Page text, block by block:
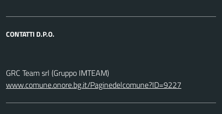
CONTATTI D.P.O.
GRC Team srl (Gruppo IMTEAM)
www.comune.onore.bg.it/Paginedelcomune?ID=9227